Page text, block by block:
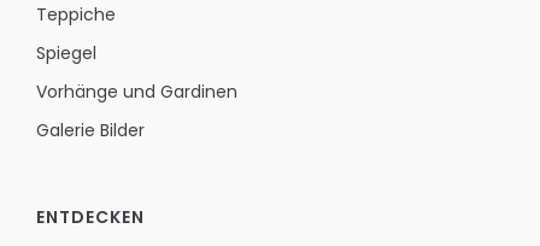
Teppiche
Spiegel
Vorhänge und Gardinen
Galerie Bilder
ENTDECKEN